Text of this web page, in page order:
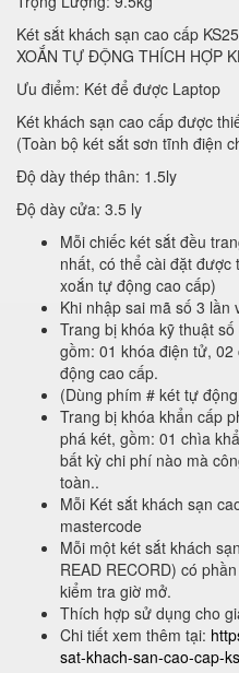
Két sắt khách sạn cao cấp
XOẮN TỰ ĐỘNG THÍCH HỢP
Ưu điểm: Két để được Laptop
Két khách sạn cao cấp được
(Toàn bộ két sắt sơn tĩnh điện
Độ dày thép thân: 1.5ly
Độ dày cửa: 3.5 ly
Mỗi chiếc két sắt đều
nhất, có thể cài đặt
xoắn tự động cao cấp)
Khi nhập sai mã số 3
Trang bị khóa kỹ thuật
gồm: 01 khóa điện tử,
động cao cấp.
(Dùng phím # két tự
Trang bị khóa khẩn cấp
phá két, gồm: 01 chìa
bất kỳ chi phí nào mà
toàn..
Mỗi Két sắt khách sạn
mastercode
Mỗi một két sắt khách
READ RECORD) có
kiểm tra giờ mở.
Thích hợp sử dụng cho
Chi tiết xem thêm tại:
sat-khach-san-cao-cap-